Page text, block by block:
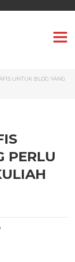
UNTUK BLOG YANG
PERLU